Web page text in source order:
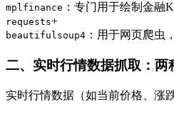
mplfinance ：专门用于绘制金融
requests+
beautifulsoup4 ：用于网页爬虫
二、实时行情数据抓取：两
实时行情数据（如当前价格、涨